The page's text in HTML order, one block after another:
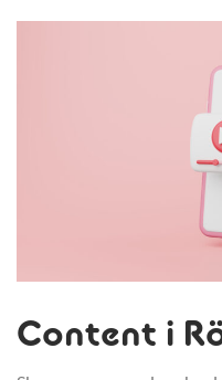
Content i